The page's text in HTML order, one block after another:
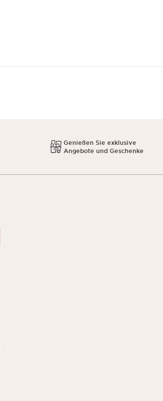
Genießen Sie exklusive
Angebote und Geschenke